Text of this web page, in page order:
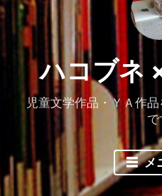
ハコブネ
児童文学作品・ＹＡ作
で
メ